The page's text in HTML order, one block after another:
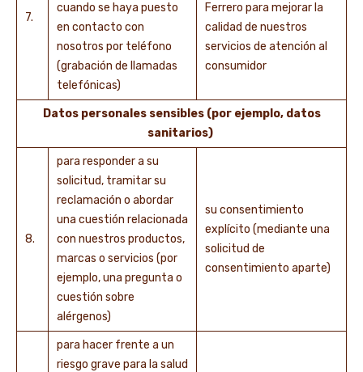
7.
cuando se haya puesto
en contacto con
nosotros por teléfono
(grabación de llamadas
telefónicas)
Ferrero para mejorar la
calidad de nuestros
servicios de atención al
consumidor
Datos personales sensibles (por ejemplo, datos
sanitarios)
8.
para responder a su
solicitud, tramitar su
reclamación o abordar
una cuestión relacionada
con nuestros productos,
marcas o servicios (por
ejemplo, una pregunta o
cuestión sobre
alérgenos)
su consentimiento
explícito (mediante una
solicitud de
consentimiento aparte)
para hacer frente a un
riesgo grave para la salud